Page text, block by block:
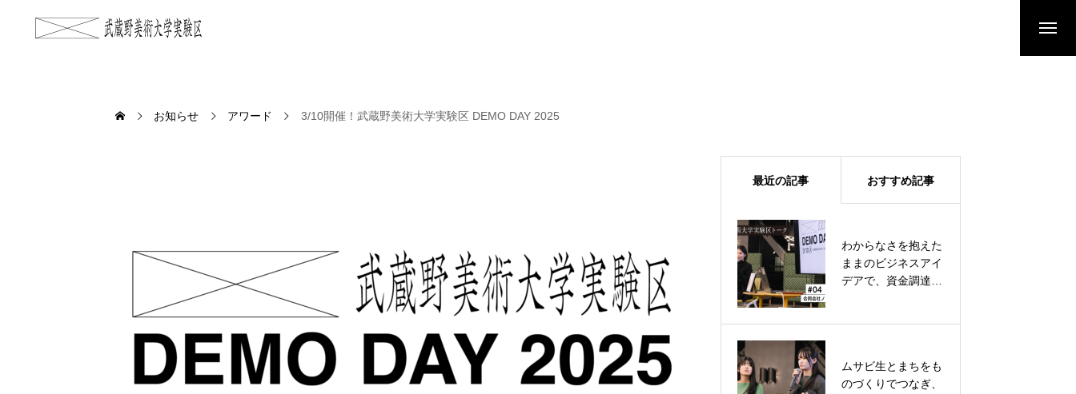
お知らせ アワード 3/10開催！武蔵野美術大学実験区 DEMO DAY 2025
最近の記事 おすすめ記事
わからなさを抱えた
ままのビジネスアイ
デアで、資金調達は
ムサビ生とまちをも
のづくりでつなぎ、
美大生と他分野の学
生をマッチング。そ
こで生まれる偶発性
学生チームで挑ん
だ、自らの発意をと